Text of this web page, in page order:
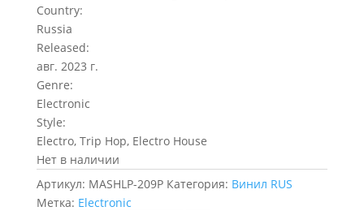
Country:
Russia
Released:
авг. 2023 г.
Genre:
Electronic
Style:
Electro, Trip Hop, Electro House
Нет в наличии
Артикул: MASHLP-209P Категория: Винил RUS
Метка: Electronic